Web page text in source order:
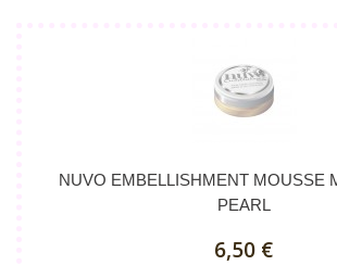
NUVO EMBELLISHMENT MOUSSE
PEARL
6,50 €